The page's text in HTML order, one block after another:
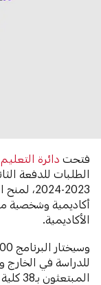
فتحتدائرة
الطلبات للدفعة
2023-
أكاديمية وشخصية
الأكاديمية.
للدراسة في الخارج